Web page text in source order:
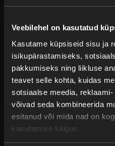
Veebilehel on kasutatud
Kasutame küpsiseid sisu ja
isikupärastamiseks,
pakkumiseks ning liikluse
teavet selle kohta, kuidas
sotsiaalse meedia,
võivad seda kombineerida
esitanud või mida nad on
kasutamise käigus.
ratsudega, kuid
hõljuda.
Parimad
järgmised:
Direhowlon
mängu ratsusid.
tasemel 9